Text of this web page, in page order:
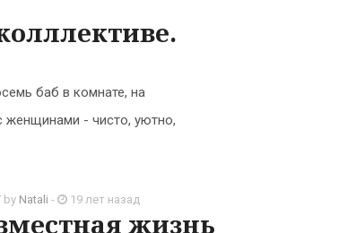
баб в комнате, на
женщинами - чисто, уютно,
by Natali - 19 лет назад
жизнь